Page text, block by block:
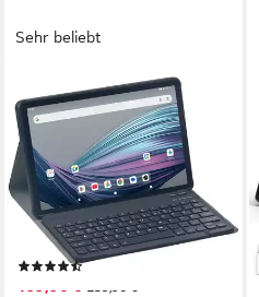
Sehr beliebt
A172T Tablet mit Tastatur,
256GB, WLAN+LTE Premium
Tablet
11 Zoll Bildschirmdiagonale
256 GB Speichergröße
1920 x 1200 px Bildschirmauflösung
Produktdatenblatt
(93)
239,90 €